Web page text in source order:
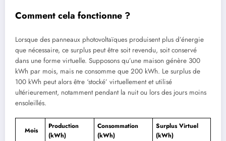
Comment cela fonctionne ?
Lorsque des panneaux photovoltaïques produisent plus d’énergie
que nécessaire, ce surplus peut être soit revendu, soit conservé
dans une forme virtuelle. Supposons qu’une maison génère 300
kWh par mois, mais ne consomme que 200 kWh. Le surplus de
100 kWh peut alors être ‘stocké’ virtuellement et utilisé
ultérieurement, notamment pendant la nuit ou lors des jours moins
ensoleillés.
Mois
Production
(kWh)
Consommation
(kWh)
Surplus Virtuel
(kWh)